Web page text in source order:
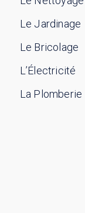
Le Jardinage
Le Bricolage
L’Électricité
La Plomberie